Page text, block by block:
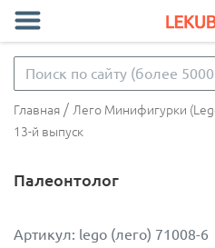
Главная / Лего Минифигурки
13-й выпуск
Палеонтолог
Артикул: lego (лего) 71008-6